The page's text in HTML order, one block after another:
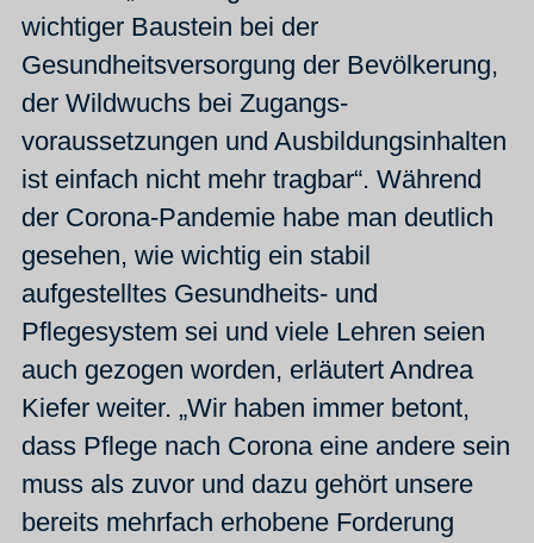
wichtiger Baustein bei der
Gesundheitsversorgung der Bevölkerung,
der Wildwuchs bei Zugangs-
voraussetzungen und Ausbildungsinhalten
ist einfach nicht mehr tragbar“. Während
der Corona-Pandemie habe man deutlich
gesehen, wie wichtig ein stabil
aufgestelltes Gesundheits- und
Pflegesystem sei und viele Lehren seien
auch gezogen worden, erläutert Andrea
Kiefer weiter. „Wir haben immer betont,
dass Pflege nach Corona eine andere sein
muss als zuvor und dazu gehört unsere
bereits mehrfach erhobene Forderung